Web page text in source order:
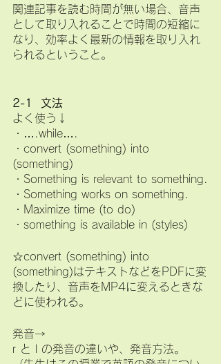
関連記事を読む時間が無い場合、音声
として取り入れることで時間の短縮に
なり、効率よく最新の情報を取り入れ
られるということ。
2-1  文法
よく使う↓
・….while….
・convert (something) into
(something)
・Something is relevant to something.
・Something works on something.
・Maximize time (to do)
・something is available in (styles)
☆convert (something) into
(something)はテキストなどをPDFに変
換したり、音声をMP4に変えるときな
どに使われる。
発音→
r と l の発音の違いや、発音方法。